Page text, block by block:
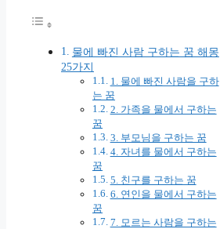
물에 빠진 사람 구하는 꿈 해몽
25가지
1. 물에 빠진 사람을 구하
는 꿈
2. 가족을 물에서 구하는
꿈
3. 부모님을 구하는 꿈
4. 자녀를 물에서 구하는
꿈
5. 친구를 구하는 꿈
6. 연인을 물에서 구하는
꿈
7. 모르는 사람을 구하는